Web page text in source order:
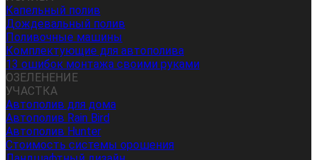
Капельный полив
Дождевальный полив
Поливочные машины
Комплектующие для автополива
13 ошибок монтажа своими руками
ОЗЕЛЕНЕНИЕ
УЧАСТКА
Автополив для дома
Автополив Rain Bird
Автополив Hunter
Стоимость системы орошения